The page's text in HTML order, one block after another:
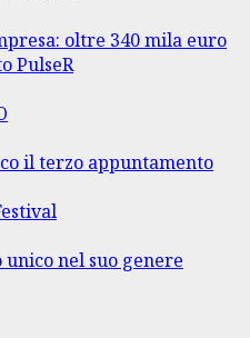
oltre 340 mila euro
PulseR
il terzo appuntamento
unico nel suo genere